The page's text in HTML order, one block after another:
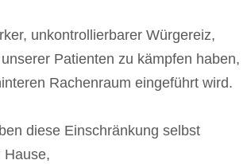
unkontrollierbarer Würgereiz,
Patienten zu kämpfen haben,
Rachenraum eingeführt wird.
diese Einschränkung selbst
Hause,